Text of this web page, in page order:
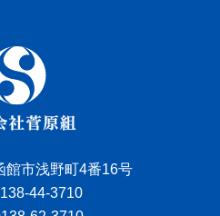
市浅野町4番16号
44-3710